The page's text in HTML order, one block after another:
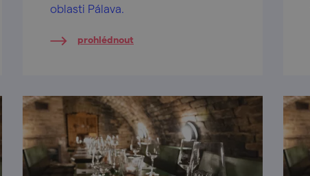
oblasti Pálava.
prohlédnout